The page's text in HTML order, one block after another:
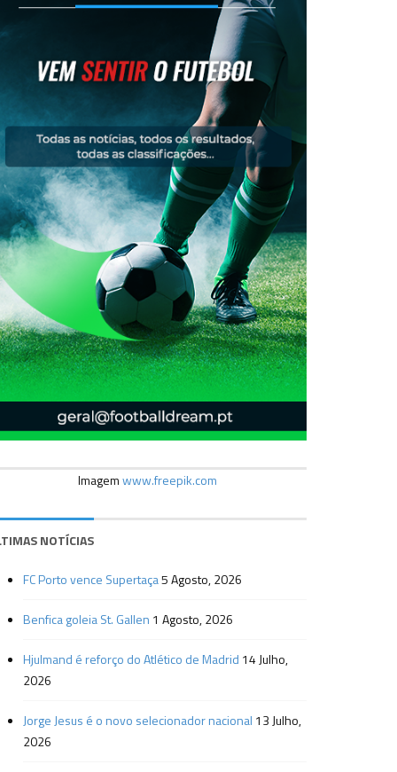
Imagemwww.freepik.com
NOTÍCIAS
FC Porto vence Supertaça5 Agosto, 2026
Benfica goleia St. Gallen 1 Agosto, 2026
Hjulmand é reforço do Atlético de Madrid 14 Julho,
2026
Jorge Jesus é o novo selecionador nacional 13 Julho,
2026